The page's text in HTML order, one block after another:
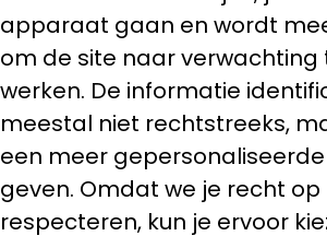
apparaat gaan en wordt
om de site naar verwachting
werken. De informatie
meestal niet rechtstreeks,
een meer
geven. Omdat we je recht
respecteren, kun je ervoor